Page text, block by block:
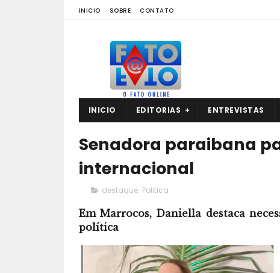
INICIO SOBRE CONTATO
INICIO EDITORIAS ENTREVISTAS
Senadora paraibana
internacional
destaque, Politica
Em Marrocos, Daniella destaca
política